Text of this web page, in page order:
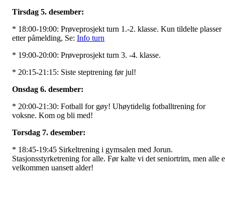
Tirsdag 5. desember:
* 18:00-19:00: Prøveprosjekt turn 1.-2. klasse. Kun tildelte plasser
etter påmelding, Se: Info turn
* 19:00-20:00: Prøveprosjekt turn 3. -4. klasse.
* 20:15-21:15: Siste steptrening før jul!
Onsdag 6. desember:
* 20:00-21:30: Fotball for gøy! Uhøytidelig fotballtrening for
voksne. Kom og bli med!
Torsdag 7. desember:
* 18:45-19:45 Sirkeltrening i gymsalen med Jorun.
Stasjonsstyrketrening for alle. Før kalte vi det seniortrim, men alle
velkommen uansett alder!